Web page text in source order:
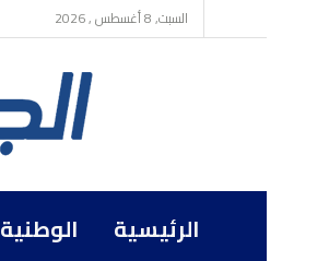
السبت, 8 أغسطس , 2026
الرئيسية الوطنية